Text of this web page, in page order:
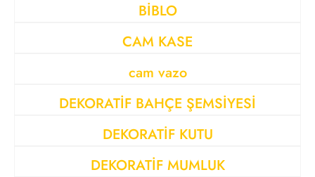
BİBLO
CAM KASE
cam vazo
DEKORATİF BAHÇE ŞEMSİYESİ
DEKORATİF KUTU
DEKORATİF MUMLUK